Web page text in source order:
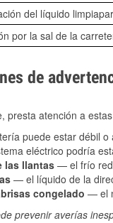
del líquido
por la sal de la
de
presta atención a
puede estar débil o
eléctrico podría
las llantas — el frío
— el líquido de la
congelado — el
prevenir averías